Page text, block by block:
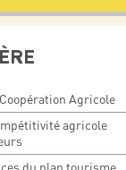
Agricole
agricole